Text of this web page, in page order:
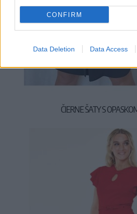
CONFIRM
Data Deletion Data Access
ČIERNE ŠATY S
59,90 €